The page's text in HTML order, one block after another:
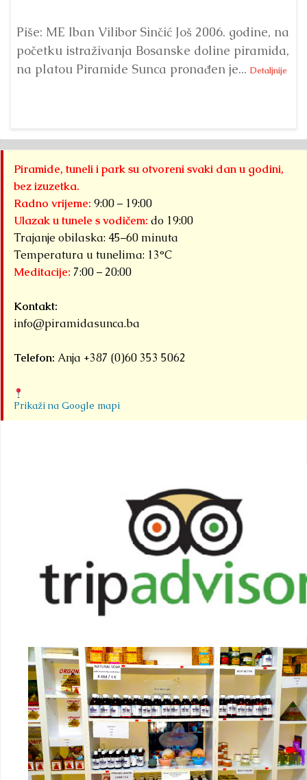
Piše: ME Iban Vilibor Sinčić Još 2006. godine, na
početku istraživanja Bosanske doline piramida,
na platou Piramide Sunca pronađen je... Detaljnije
Piramide, tuneli i park su otvoreni svaki dan u godini,
bez izuzetka.
Radno vrijeme: 9:00 – 19:00
Ulazak u tunele s vodičem: do 19:00
Trajanje obilaska: 45–60 minuta
Temperatura u tunelima: 13°C
Meditacije: 7:00 – 20:00
Kontakt:
info@piramidasunca.ba
Telefon: Anja +387 (0)60 353 5062
Prikaži na Google mapi